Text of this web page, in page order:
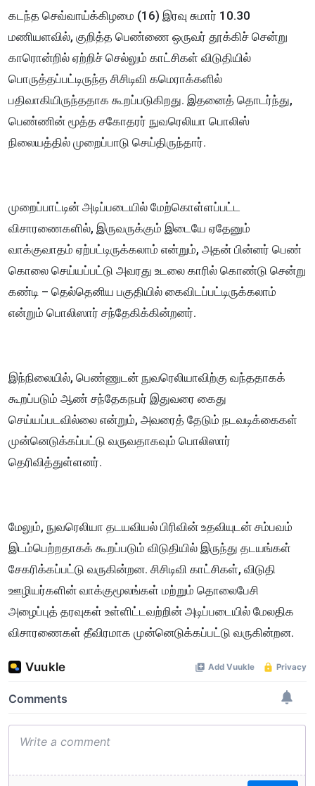
கடந்த செவ்வாய்க்கிழமை (16) இரவு சுமார் 10.30
மணியளவில், குறித்த பெண்ணை ஒருவர் தூக்கிச் சென்று
காரொன்றில் ஏற்றிச் செல்லும் காட்சிகள் விடுதியில்
பொருத்தப்பட்டிருந்த சிசிடிவி கமெராக்களில்
பதிவாகியிருந்ததாக கூறப்படுகிறது. இதனைத் தொடர்ந்து,
பெண்ணின் மூத்த சகோதரர் நுவரெலியா பொலிஸ்
நிலையத்தில் முறைப்பாடு செய்திருந்தார்.
முறைப்பாட்டின் அடிப்படையில் மேற்கொள்ளப்பட்ட
விசாரணைகளில், இருவருக்கும் இடையே ஏதேனும்
வாக்குவாதம் ஏற்பட்டிருக்கலாம் என்றும், அதன் பின்னர் பெண்
கொலை செய்யப்பட்டு அவரது உடலை காரில் கொண்டு சென்று
கண்டி – தெல்தெனிய பகுதியில் கைவிடப்பட்டிருக்கலாம்
என்றும் பொலிஸார் சந்தேகிக்கின்றனர்.
இந்நிலையில், பெண்ணுடன் நுவரெலியாவிற்கு வந்ததாகக்
கூறப்படும் ஆண் சந்தேகநபர் இதுவரை கைது
செய்யப்படவில்லை என்றும், அவரைத் தேடும் நடவடிக்கைகள்
முன்னெடுக்கப்பட்டு வருவதாகவும் பொலிஸார்
தெரிவித்துள்ளனர்.
மேலும், நுவரெலியா தடயவியல் பிரிவின் உதவியுடன் சம்பவம்
இடம்பெற்றதாகக் கூறப்படும் விடுதியில் இருந்து தடயங்கள்
சேகரிக்கப்பட்டு வருகின்றன. சிசிடிவி காட்சிகள், விடுதி
ஊழியர்களின் வாக்குமூலங்கள் மற்றும் தொலைபேசி
அழைப்புத் தரவுகள் உள்ளிட்டவற்றின் அடிப்படையில் மேலதிக
விசாரணைகள் தீவிரமாக முன்னெடுக்கப்பட்டு வருகின்றன.